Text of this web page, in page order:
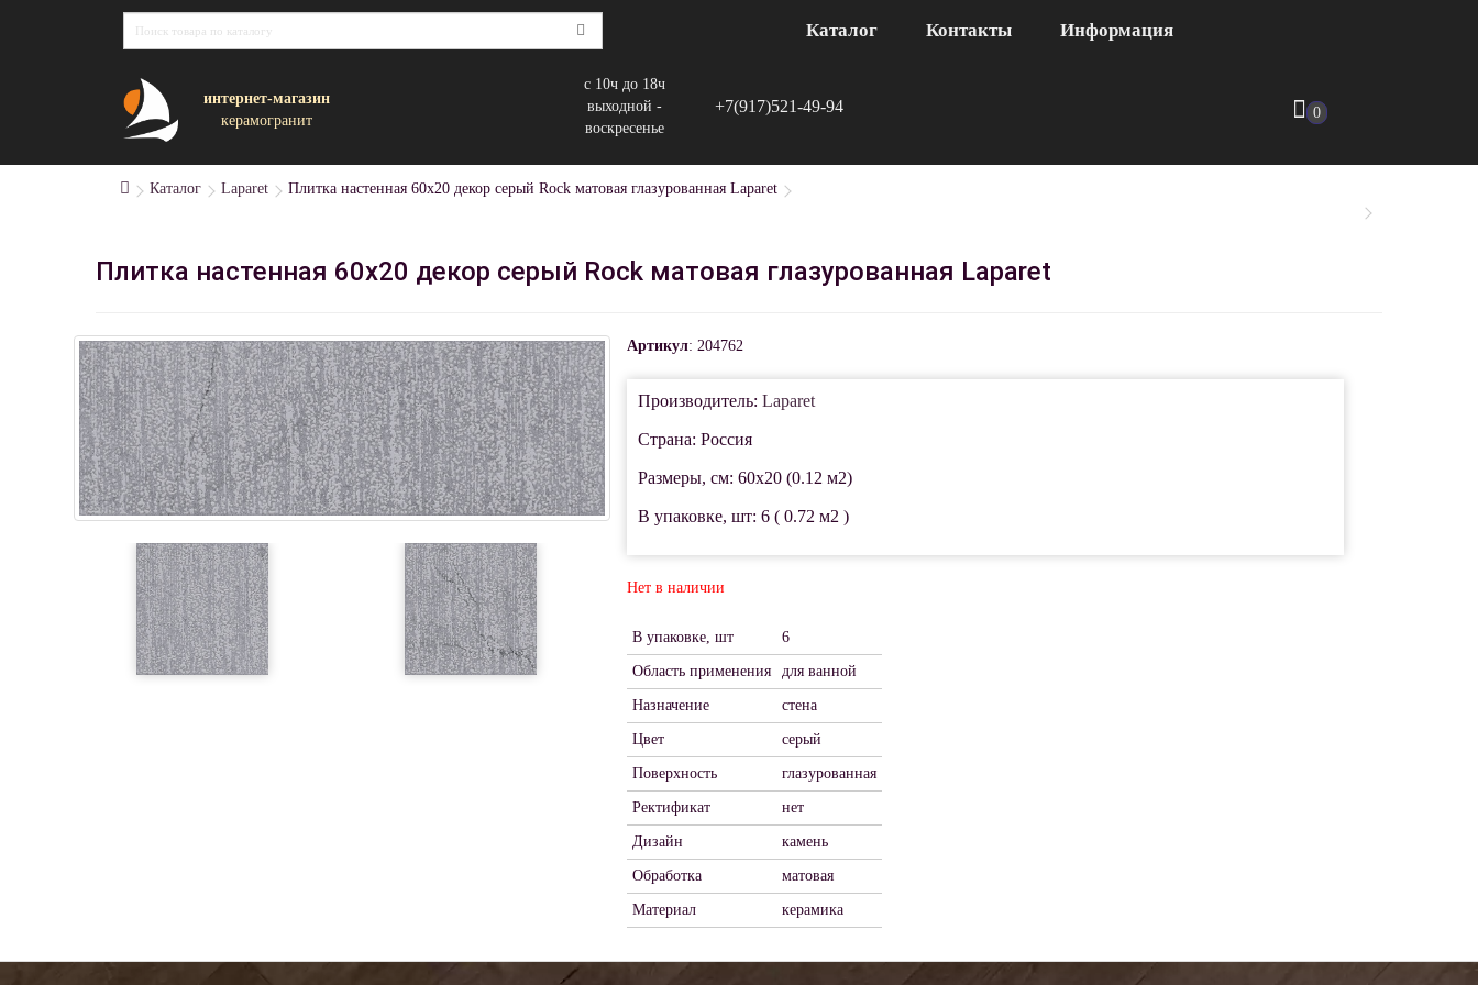
Каталог Контакты Информация
интернет-магазин
керамогранит
с 10ч до 18ч
выходной -
воскресенье
+7(917)521-49-94 0
Каталог Laparet Плитка настенная 60x20 декор серый Rock матовая глазурованная Laparet
Плитка настенная 60x20 декор серый Rock матовая глазурованная Laparet
Артикул: 204762
Производитель: Laparet
Страна: Россия
Размеры, см: 60x20 (0.12 м2)
В упаковке, шт: 6 ( 0.72 м2 )
Нет в наличии
В упаковке, шт 6
Область применения для ванной
Назначение стена
Цвет серый
Поверхность глазурованная
Ректификат нет
Дизайн камень
Обработка матовая
Материал керамика